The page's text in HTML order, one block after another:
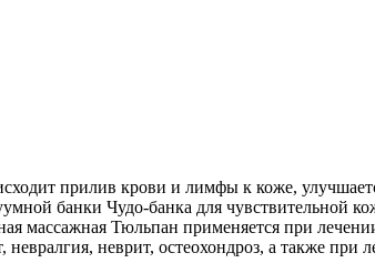
прилив крови и лимфы к коже,
банки Чудо-банка для чувствительной
массажная Тюльпан применяется при
неврит, остеохондроз, а также при